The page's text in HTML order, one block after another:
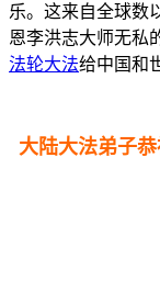
乐。这来自全球数
恩李洪志大师无私
法轮大法给中国和
大陆大法弟子